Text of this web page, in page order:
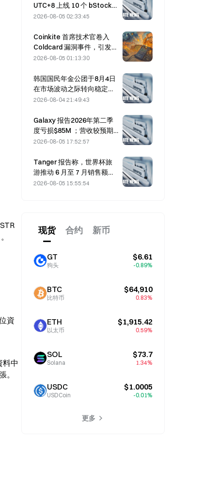
資
料中
。
UTC+8 上线 10 个 bStocks
交易对，挂单手续费为零
2026-08-05 02:33:45
Coinkite 首席技术官卷入
Coldcard 漏洞事件，引发四
轮攻击并造成 1.14 亿美元损
2026-08-05 01:13:30
韩国国民年金公团于8月4日
在市场波动之际转向稳定型
股票
2026-08-04 21:49:43
Galaxy 报告2026年第二季
度亏损$85M ；营收较预期
低3亿美元，股价下跌
2026-08-05 17:52:57
Tanger 报告称，世界杯旅
游推动 6 月至 7 月销售额增
长 5%
2026-08-05 15:55:54
现货 合约 新币
GT
狗头
$6.61
-0.89%
BTC
比特币
$64,910
0.83%
ETH
以太币
$1,915.42
0.59%
SOL
Solana
$73.7
1.34%
USDC
USDCoin
$1.0005
-0.01%
更多